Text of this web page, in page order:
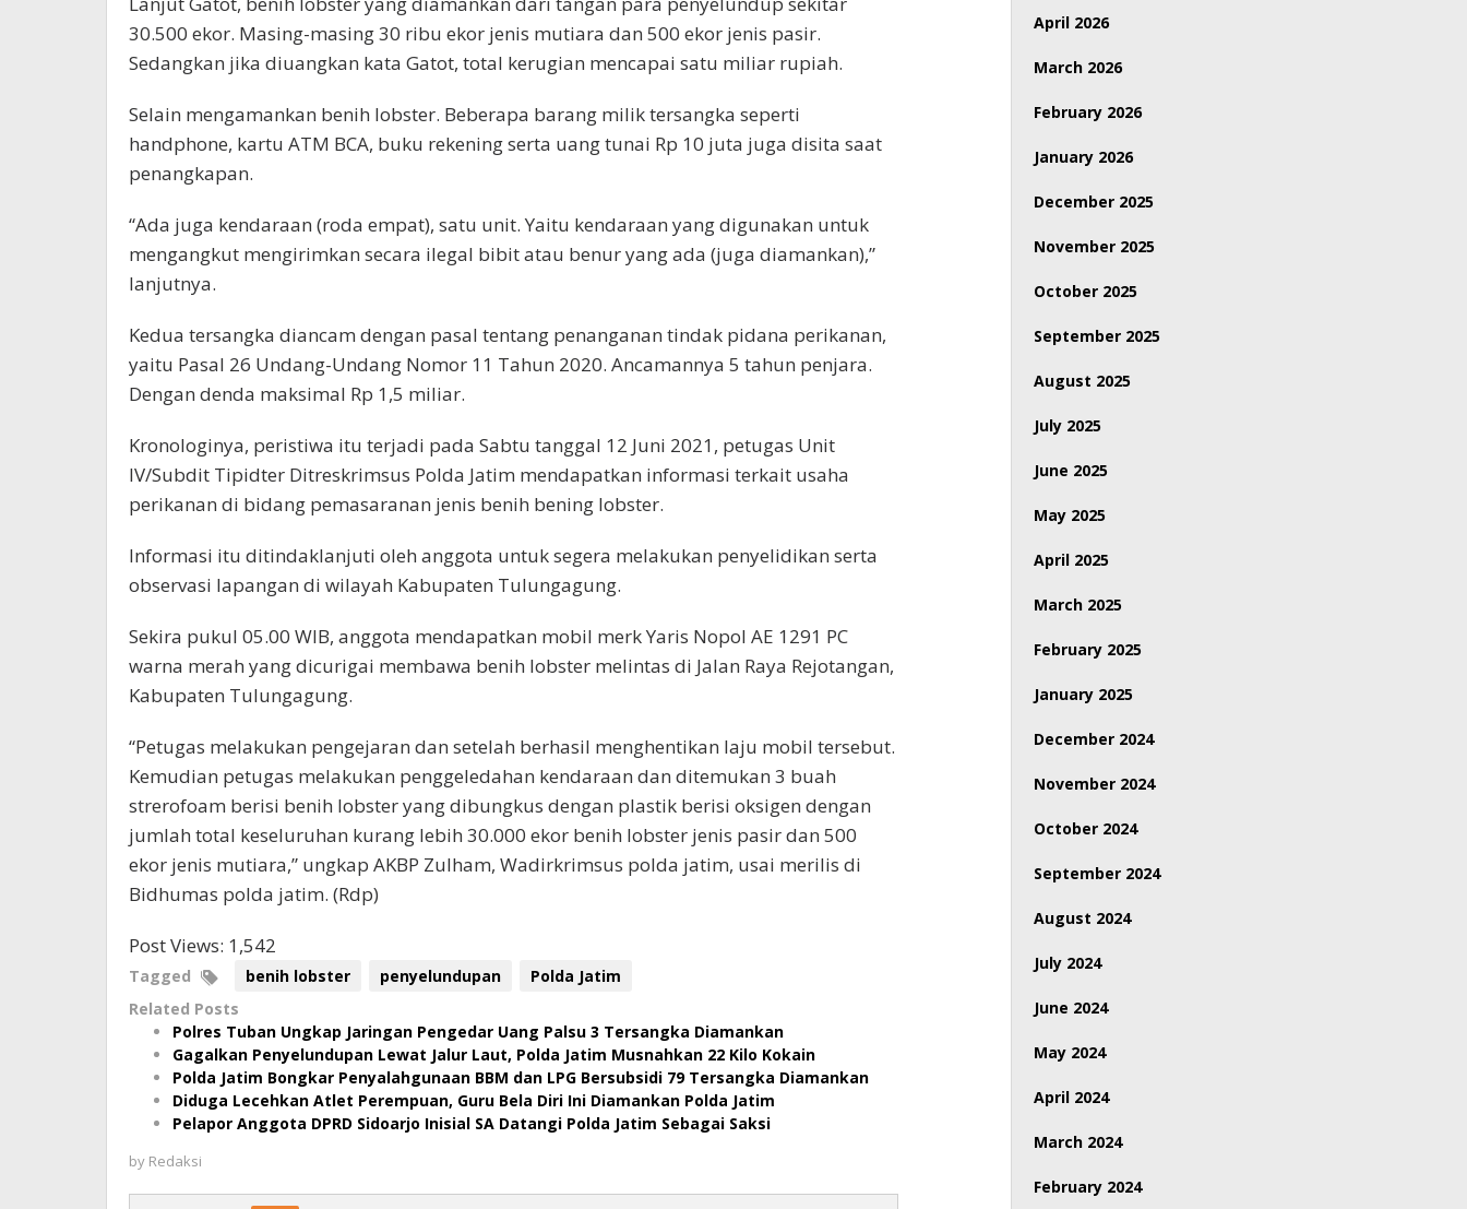
30.500 ekor. Masing-masing 30 ribu ekor jenis mutiara dan 500 ekor jenis pasir.
Sedangkan jika diuangkan kata Gatot, total kerugian mencapai satu miliar rupiah.
Selain mengamankan benih lobster. Beberapa barang milik tersangka seperti
handphone, kartu ATM BCA, buku rekening serta uang tunai Rp 10 juta juga disita saat
penangkapan.
“Ada juga kendaraan (roda empat), satu unit. Yaitu kendaraan yang digunakan untuk
mengangkut mengirimkan secara ilegal bibit atau benur yang ada (juga diamankan),”
lanjutnya.
Kedua tersangka diancam dengan pasal tentang penanganan tindak pidana perikanan,
yaitu Pasal 26 Undang-Undang Nomor 11 Tahun 2020. Ancamannya 5 tahun penjara.
Dengan denda maksimal Rp 1,5 miliar.
Kronologinya, peristiwa itu terjadi pada Sabtu tanggal 12 Juni 2021, petugas Unit
IV/Subdit Tipidter Ditreskrimsus Polda Jatim mendapatkan informasi terkait usaha
perikanan di bidang pemasaranan jenis benih bening lobster.
Informasi itu ditindaklanjuti oleh anggota untuk segera melakukan penyelidikan serta
observasi lapangan di wilayah Kabupaten Tulungagung.
Sekira pukul 05.00 WIB, anggota mendapatkan mobil merk Yaris Nopol AE 1291 PC
warna merah yang dicurigai membawa benih lobster melintas di Jalan Raya Rejotangan,
Kabupaten Tulungagung.
“Petugas melakukan pengejaran dan setelah berhasil menghentikan laju mobil tersebut.
Kemudian petugas melakukan penggeledahan kendaraan dan ditemukan 3 buah
strerofoam berisi benih lobster yang dibungkus dengan plastik berisi oksigen dengan
jumlah total keseluruhan kurang lebih 30.000 ekor benih lobster jenis pasir dan 500
ekor jenis mutiara,” ungkap AKBP Zulham, Wadirkrimsus polda jatim, usai merilis di
Bidhumas polda jatim. (Rdp)
Post Views: 1,542
Tagged benih lobster penyelundupan
Polda Jatim
Related Posts
Polres Tuban Ungkap Jaringan Pengedar Uang Palsu 3 Tersangka Diamankan
Gagalkan Penyelundupan Lewat Jalur Laut, Polda Jatim Musnahkan 22 Kilo Kokain
Polda Jatim Bongkar Penyalahgunaan BBM dan LPG Bersubsidi 79 Tersangka Diamankan
Diduga Lecehkan Atlet Perempuan, Guru Bela Diri Ini Diamankan Polda Jatim
Pelapor Anggota DPRD Sidoarjo Inisial SA Datangi Polda Jatim Sebagai Saksi
by Redaksi
April 2026
March 2026
February 2026
January 2026
December 2025
November 2025
October 2025
September 2025
August 2025
July 2025
June 2025
May 2025
April 2025
March 2025
February 2025
January 2025
December 2024
November 2024
October 2024
September 2024
August 2024
July 2024
June 2024
May 2024
April 2024
March 2024
February 2024